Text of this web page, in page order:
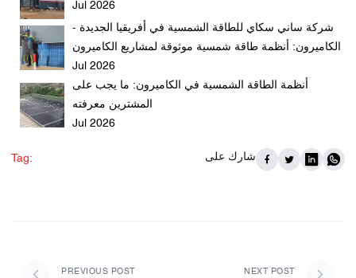
Jul 2026
شركة ساني سكاي للطاقة الشمسية في أفريقيا الجديدة -
الكاميرون: أنظمة طاقة شمسية موثوقة لمشاريع الكاميرون
Jul 2026
أنظمة الطاقة الشمسية في الكاميرون: ما يجب على
المشترين معرفته
Jul 2026
Tag: شارك على
PREVIOUS POST NEXT POST